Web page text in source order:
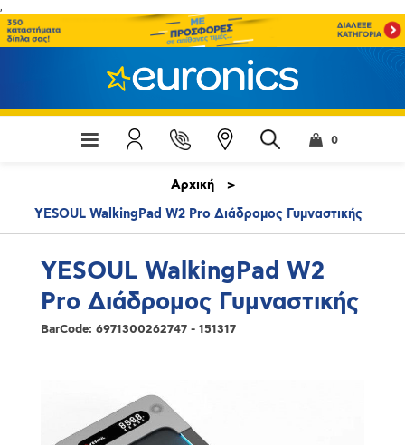
;
0
Αρχική
>
YESOUL WalkingPad W2 Pro Διάδρομος Γυμναστικής
YESOUL WalkingPad W2
Pro Διάδρομος Γυμναστικής
BarCode: 6971300262747 - 151317